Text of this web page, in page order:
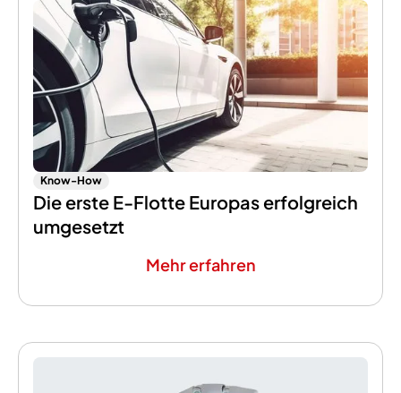
Know-How
Die erste E-Flotte Europas erfolgreich
umgesetzt
Mehr erfahren